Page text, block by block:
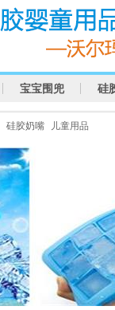
宝宝围兜 硅
硅胶奶嘴 儿童用品